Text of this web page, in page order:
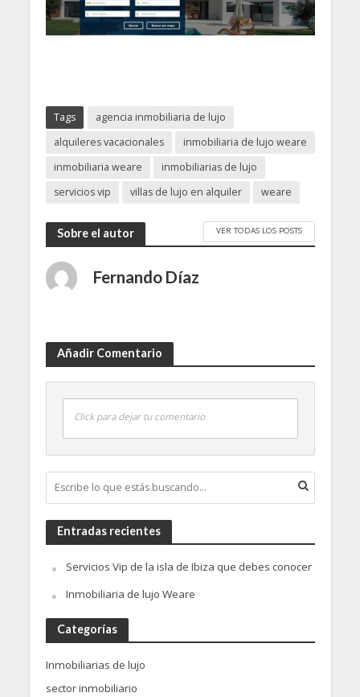
Tags
agencia inmobiliaria de lujo
alquileres vacacionales
inmobiliaria de lujo weare
inmobiliaria weare
inmobiliarias de lujo
servicios vip
villas de lujo en alquiler weare
Sobre el autor VER TODAS LOS POSTS
Fernando Díaz
Añadir Comentario
Click para dejar tu comentario
Entradas recientes
Servicios Vip de la isla de Ibiza que debes conocer
Inmobiliaria de lujo Weare
Categorías
Inmobiliarias de lujo
sector inmobiliario